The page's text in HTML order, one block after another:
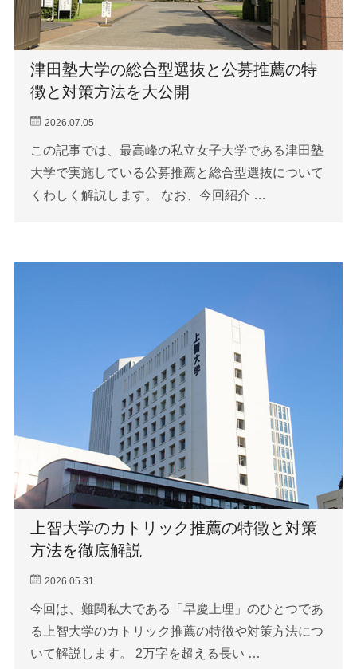
津田塾大学の総合型選抜と公募推薦の特
徴と対策方法を大公開
2026.07.05
この記事では、最高峰の私立女子大学である津田塾
大学で実施している公募推薦と総合型選抜について
くわしく解説します。 なお、今回紹介 …
上智大学のカトリック推薦の特徴と対策
方法を徹底解説
2026.05.31
今回は、難関私大である「早慶上理」のひとつであ
る上智大学のカトリック推薦の特徴や対策方法につ
いて解説します。 2万字を超える長い …